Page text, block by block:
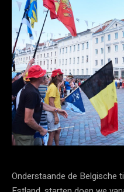
Onderstaande de Belgische